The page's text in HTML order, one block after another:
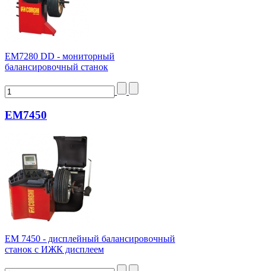
ЕМ7280 DD - мониторный
балансировочный станок
EM7450
ЕМ 7450 - дисплейный балансировочный
станок с ИЖК дисплеем